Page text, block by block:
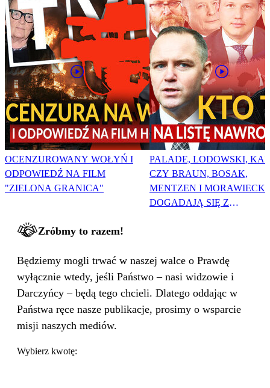
OCENZUROWANY WOŁYŃ I
ODPOWIEDŹ NA FILM
"ZIELONA GRANICA"
PALADE, LODOWSKI,
CZY BRAUN, BOSAK,
MENTZEN I MORAWIECKI
DOGADAJĄ SIĘ Z
Zróbmy to razem!
Będziemy mogli trwać w naszej walce o Prawdę
wyłącznie wtedy, jeśli Państwo – nasi widzowie i
Darczyńcy – będą tego chcieli. Dlatego oddając w
Państwa ręce nasze publikacje, prosimy o wsparcie
misji naszych mediów.
Wybierz kwotę: